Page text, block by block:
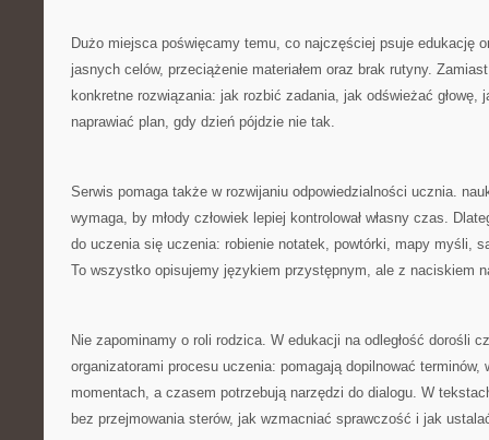
Dużo miejsca poświęcamy temu, co najczęściej psuje edukację
jasnych celów, przeciążenie materiałem oraz brak rutyny.
konkretne rozwiązania: jak rozbić zadania, jak odświeżać głowę,
naprawiać plan, gdy dzień pójdzie nie tak.
Serwis pomaga także w rozwijaniu odpowiedzialności ucznia.
wymaga, by młody człowiek lepiej kontrolował własny czas.
do uczenia się uczenia: robienie notatek, powtórki, mapy myśli,
To wszystko opisujemy językiem przystępnym, ale z naciskiem
Nie zapominamy o roli rodzica. W edukacji na odległość dorośli
organizatorami procesu uczenia: pomagają dopilnować terminów,
momentach, a czasem potrzebują narzędzi do dialogu. W
bez przejmowania sterów, jak wzmacniać sprawczość i jak